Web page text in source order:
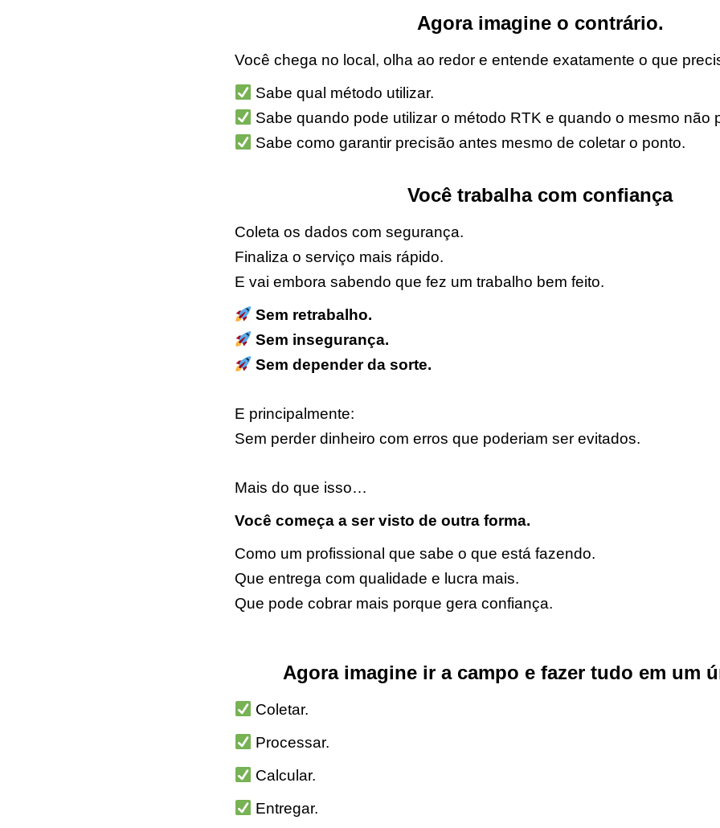
Agora imagine o contrário.
Você chega no local, olha ao redor e entende exatamente o que
Sabe qual método utilizar.
Sabe quando pode utilizar o método RTK e quando o mesmo não
Sabe como garantir precisão antes mesmo de coletar o ponto.
Você trabalha com confiança
Coleta os dados com segurança.
Finaliza o serviço mais rápido.
E vai embora sabendo que fez um trabalho bem feito.
Sem retrabalho.
Sem insegurança.
Sem depender da sorte.
E principalmente:
Sem perder dinheiro com erros que poderiam ser evitados.
Mais do que isso…
Você começa a ser visto de outra forma.
Como um profissional que sabe o que está fazendo.
Que entrega com qualidade e lucra mais.
Que pode cobrar mais porque gera confiança.
Agora imagine ir a campo e fazer tudo em um
Coletar.
Processar.
Calcular.
Entregar.